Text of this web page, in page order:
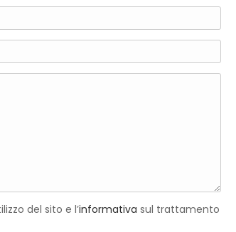
del sito e l’informativa sul trattamento